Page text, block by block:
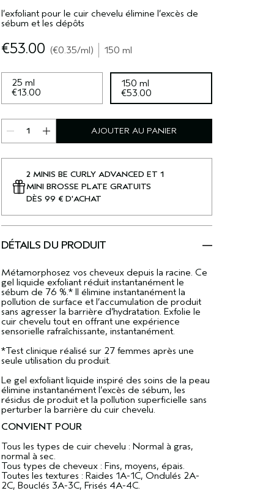
l’exfoliant pour le cuir chevelu élimine l’excès de
sébum et les dépôts
€53.00 €0.35/ml 150 ml
25 ml
€13.00
150 ml
€53.00
AJOUTER AU PANIER
2 MINIS BE CURLY ADVANCED ET 1
MINI BROSSE PLATE GRATUITS
DÈS 99 € D'ACHAT
DÉTAILS DU PRODUIT
Métamorphosez vos cheveux depuis la racine. Ce
gel liquide exfoliant réduit instantanément le
sébum de 76 %.* Il élimine instantanément la
pollution de surface et l’accumulation de produit
sans agresser la barrière d’hydratation. Exfolie le
cuir chevelu tout en offrant une expérience
sensorielle rafraîchissante, instantanément.
*Test clinique réalisé sur 27 femmes après une
seule utilisation du produit.
Le gel exfoliant liquide inspiré des soins de la peau
élimine instantanément l’excès de sébum, les
résidus de produit et la pollution superficielle sans
perturber la barrière du cuir chevelu.
CONVIENT POUR
Tous les types de cuir chevelu : Normal à gras,
normal à sec.
Tous types de cheveux : Fins, moyens, épais.
Toutes les textures : Raides 1A-1C, Ondulés 2A-
2C, Bouclés 3A-3C, Frisés 4A-4C.